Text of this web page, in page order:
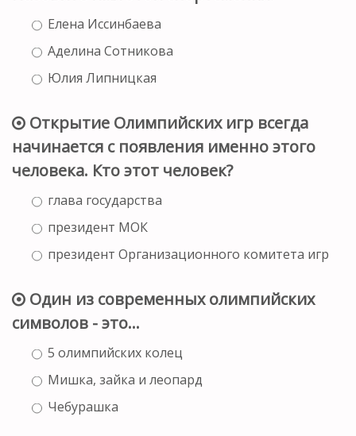
Елена Иссинбаева
Аделина Сотникова
Юлия Липницкая
Открытие Олимпийских игр всегда
начинается с появления именно этого
человека. Кто этот человек?
глава государства
президент МОК
президент Организационного комитета игр
Один из современных олимпийских
символов - это…
5 олимпийских колец
Мишка, зайка и леопард
Чебурашка